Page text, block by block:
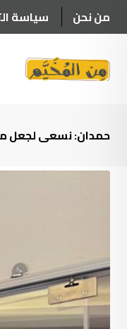
to
من نحن سياسة
حمدان: نسعى لجعل